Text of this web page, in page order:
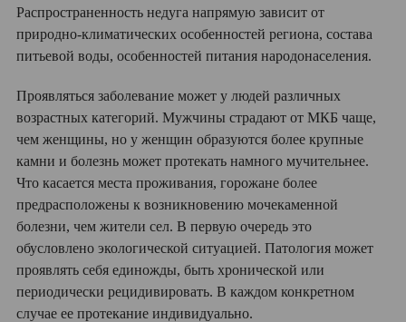
Распространенность недуга напрямую зависит от
природно-климатических особенностей региона, состава
питьевой воды, особенностей питания народонаселения.
Проявляться заболевание может у людей различных
возрастных категорий. Мужчины страдают от МКБ чаще,
чем женщины, но у женщин образуются более крупные
камни и болезнь может протекать намного мучительнее.
Что касается места проживания, горожане более
предрасположены к возникновению мочекаменной
болезни, чем жители сел. В первую очередь это
обусловлено экологической ситуацией. Патология может
проявлять себя единожды, быть хронической или
периодически рецидивировать. В каждом конкретном
случае ее протекание индивидуально.